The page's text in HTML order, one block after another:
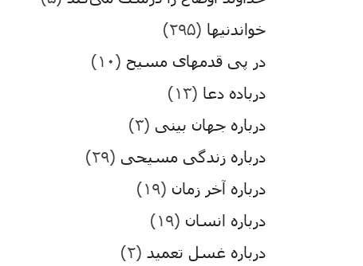
خواندنیها (۲۹۵)
در پی قدمهای مسیح (۱۰)
درباده دعا (۱۳)
درباره جهان بینی (۳)
درباره زندگی مسیحی (۲۹)
درباره آخر زمان (۱۹)
درباره انسان (۱۹)
درباره غسل تعمید (۲)